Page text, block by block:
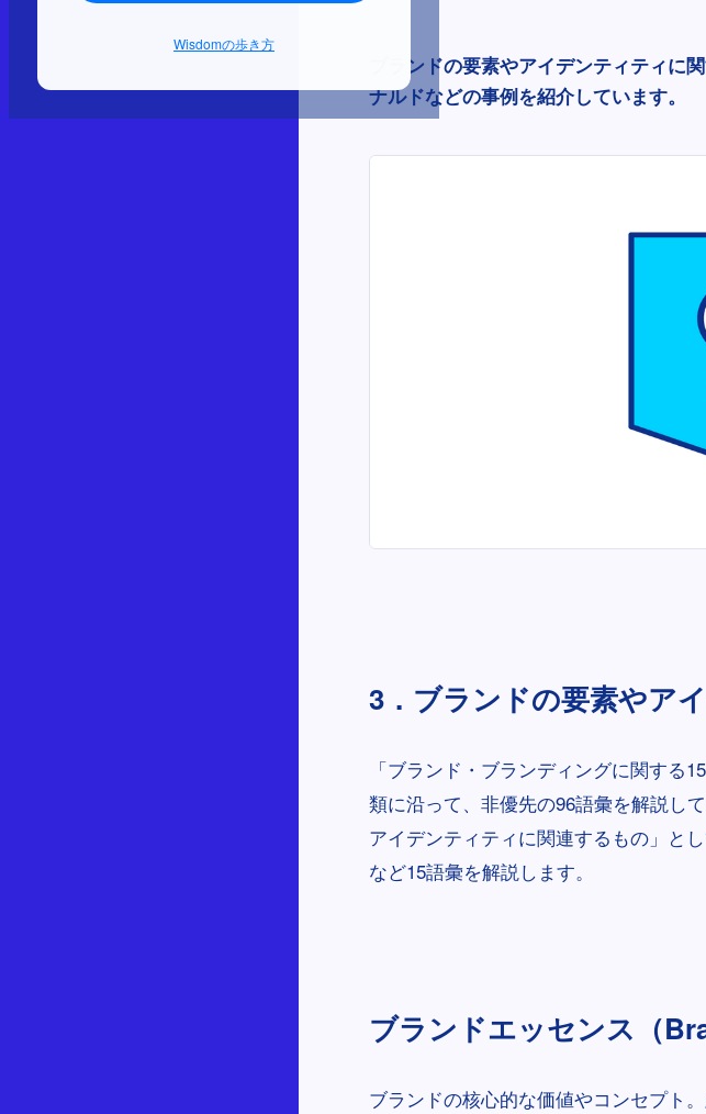
Wisdomの歩き方
ブランドの要素やアイデンティティに
ナルドなどの事例を紹介しています。
3．ブランドの要素やア
「ブランド・ブランディングに関する
類に沿って、非優先の96語彙を解説し
アイデンティティに関連するもの」と
など15語彙を解説します。
ブランドエッセンス（
ブランドの核心的な価値やコンセプト